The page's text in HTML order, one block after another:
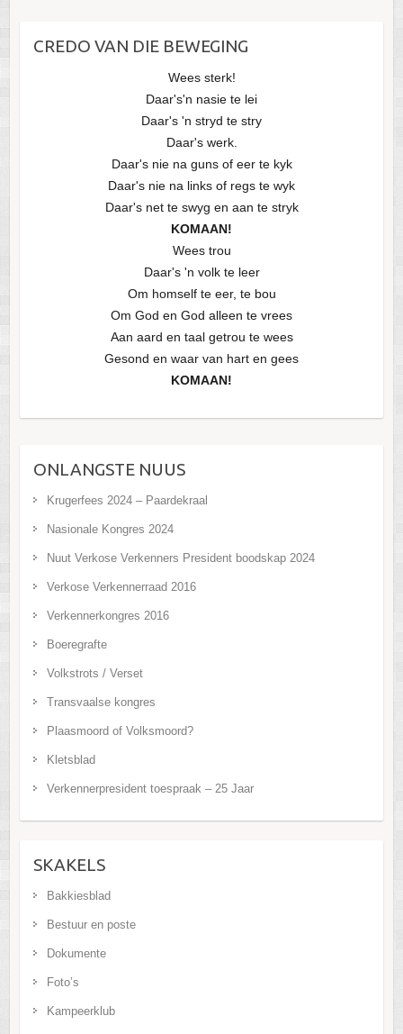
CREDO VAN DIE BEWEGING
Wees sterk!
Daar's'n nasie te lei
Daar's 'n stryd te stry
Daar's werk.
Daar's nie na guns of eer te kyk
Daar's nie na links of regs te wyk
Daar's net te swyg en aan te stryk
KOMAAN!
Wees trou
Daar's 'n volk te leer
Om homself te eer, te bou
Om God en God alleen te vrees
Aan aard en taal getrou te wees
Gesond en waar van hart en gees
KOMAAN!
ONLANGSTE NUUS
Krugerfees 2024 – Paardekraal
Nasionale Kongres 2024
Nuut Verkose Verkenners President boodskap 2024
Verkose Verkennerraad 2016
Verkennerkongres 2016
Boeregrafte
Volkstrots / Verset
Transvaalse kongres
Plaasmoord of Volksmoord?
Kletsblad
Verkennerpresident toespraak – 25 Jaar
SKAKELS
Bakkiesblad
Bestuur en poste
Dokumente
Foto’s
Kampeerklub